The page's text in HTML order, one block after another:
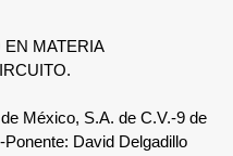
MATERIA
México, S.A. de C.V.-9 de
David Delgadillo